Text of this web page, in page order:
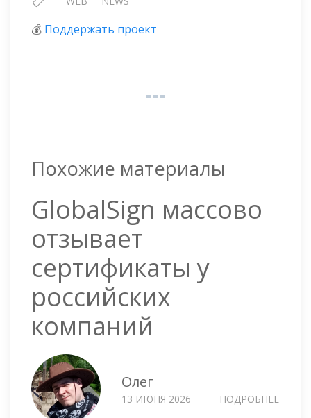
💰 Поддержать проект
Похожие материалы
GlobalSign массово
отзывает
сертификаты у
российских
компаний
Олег
13 ИЮНЯ 2026 ПОДРОБНЕЕ